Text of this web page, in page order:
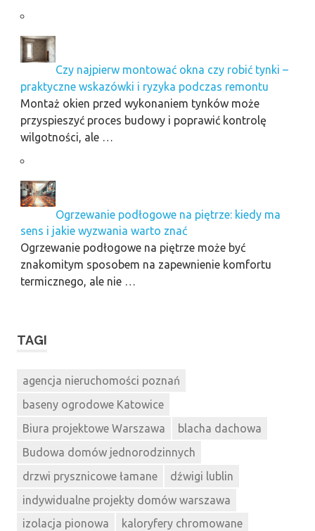
Czy najpierw montować okna czy robić tynki –
praktyczne wskazówki i ryzyka podczas remontu
Montaż okien przed wykonaniem tynków może
przyspieszyć proces budowy i poprawić kontrolę
wilgotności, ale …
Ogrzewanie podłogowe na piętrze: kiedy ma
sens i jakie wyzwania warto znać
Ogrzewanie podłogowe na piętrze może być
znakomitym sposobem na zapewnienie komfortu
termicznego, ale nie …
TAGI
agencja nieruchomości poznań
baseny ogrodowe Katowice
Biura projektowe Warszawa
blacha dachowa
Budowa domów jednorodzinnych
drzwi prysznicowe łamane
dźwigi lublin
indywidualne projekty domów warszawa
izolacja pionowa
kaloryfery chromowane